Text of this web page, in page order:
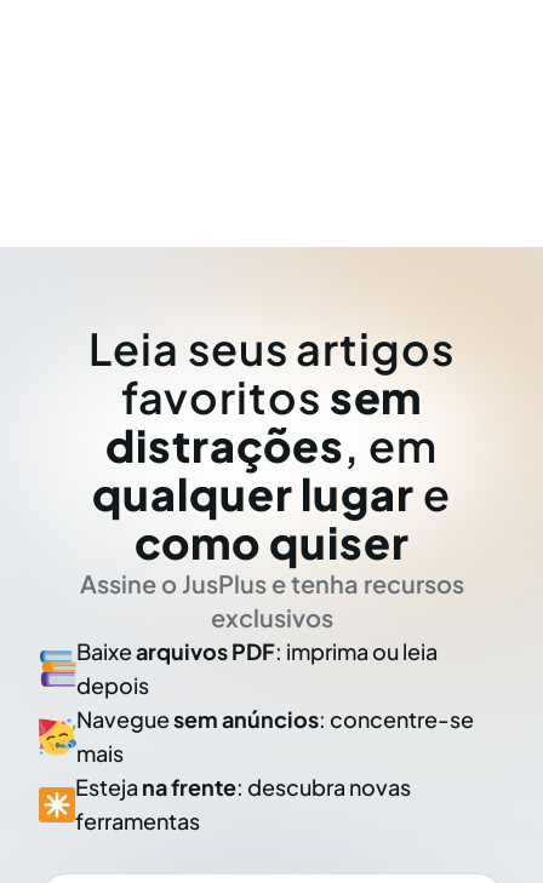
Leia seus artigos
favoritos sem
distrações, em
qualquer lugar e
como quiser
Assine o JusPlus e tenha recursos
exclusivos
Baixearquivos PDF: imprima ou leia
depois
Naveguesem anúncios: concentre-se
mais
Esteja na frente: descubra novas
ferramentas